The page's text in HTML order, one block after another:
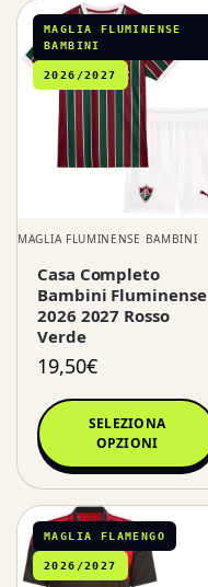
MAGLIA FLUMINENSE
BAMBINI
2026/2027
MAGLIA FLUMINENSE BAMBINI
Casa Completo
Bambini Fluminense
2026 2027 Rosso
Verde
19,50€
SELEZIONA
OPZIONI
MAGLIA FLAMENGO
2026/2027